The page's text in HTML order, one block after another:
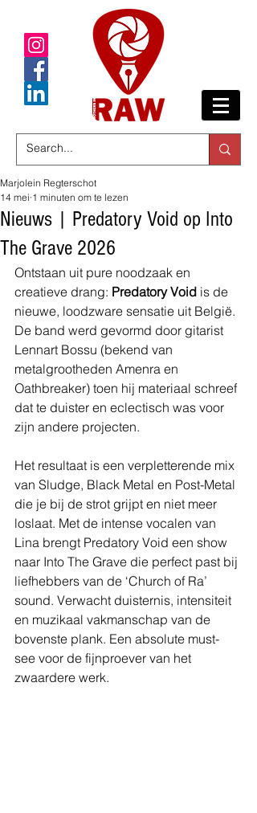
Nieuws | Predatory Void op Into
The Grave 2026
Marjolein Regterschot
14 mei 1 minuten om te lezen
Ontstaan uit pure noodzaak en
creatieve drang: Predatory Void is de
nieuwe, loodzware sensatie uit België.
De band werd gevormd door gitarist
Lennart Bossu (bekend van
metalgrootheden Amenra en
Oathbreaker) toen hij materiaal schreef
dat te duister en eclectisch was voor
zijn andere projecten.
Het resultaat is een verpletterende mix
van Sludge, Black Metal en Post-Metal
die je bij de strot grijpt en niet meer
loslaat. Met de intense vocalen van
Lina brengt Predatory Void een show
naar Into The Grave die perfect past bij
liefhebbers van de ‘Church of Ra’
sound. Verwacht duisternis, intensiteit
en muzikaal vakmanschap van de
bovenste plank. Een absolute must-
see voor de fijnproever van het
zwaardere werk.